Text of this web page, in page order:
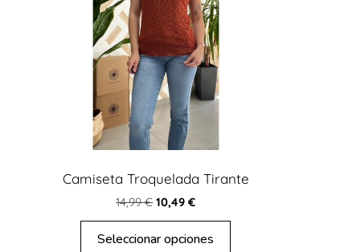
Camiseta Troquelada Tirante
14,99€ 10,49€
Seleccionar opciones